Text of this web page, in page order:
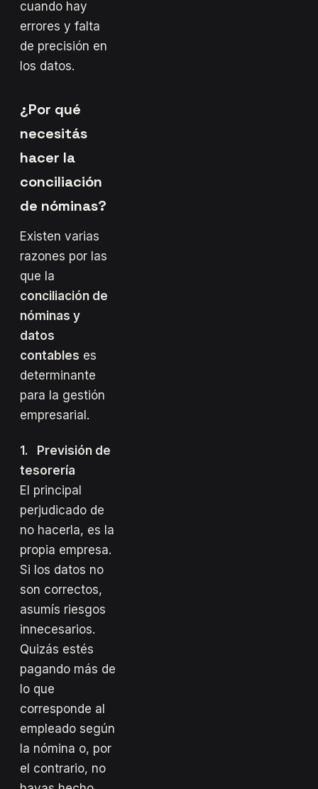
cuando hay
errores y falta
de precisión en
los datos.
¿Por qué
necesitás
hacer la
conciliación
de nóminas?
Existen varias
razones por las
que la
conciliación de
nóminas y
datos
contables es
determinante
para la gestión
empresarial.
1. Previsión de
tesorería
El principal
perjudicado de
no hacerla, es la
propia empresa.
Si los datos no
son correctos,
asumís riesgos
innecesarios.
Quizás estés
pagando más de
lo que
corresponde al
empleado según
la nómina o, por
el contrario, no